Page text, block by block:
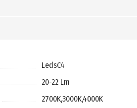
LedsC4
20-22 Lm
2700K,3000K,4000K